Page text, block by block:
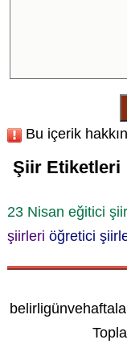
Bu içerik
Şiir Etiketleri
23 Nisan eğitici
şiirleri öğretici